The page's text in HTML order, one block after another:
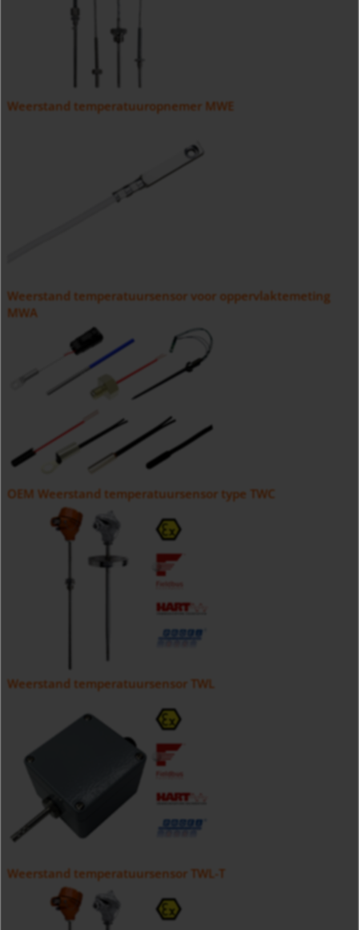
Weerstand temperatuuropnemer MWE
Weerstand temperatuursensor voor oppervlaktemeting
MWA
OEM Weerstand temperatuursensor type TWC
Weerstand temperatuursensor TWL
Weerstand temperatuursensor TWL-T